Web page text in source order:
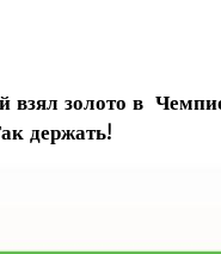
взял золото в
держать!